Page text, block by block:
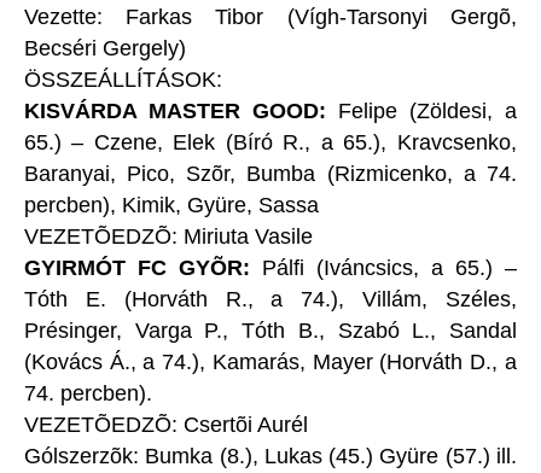
Vezette: Farkas Tibor (Vígh-Tarsonyi Gergõ,
Becséri Gergely)
ÖSSZEÁLLÍTÁSOK:
KISVÁRDA MASTER GOOD: Felipe (Zöldesi, a
65.)– Czene, Elek (Bíró R., a 65.), Kravcsenko,
Baranyai, Pico, Szõr, Bumba (Rizmicenko, a 74.
percben), Kimik, Gyüre, Sassa
VEZETÕEDZÕ: Miriuta Vasile
GYIRMÓT FC GYÕR: Pálfi (Iváncsics, a 65.) –
Tóth E. (Horváth R., a 74.), Villám, Széles,
Présinger, Varga P., Tóth B., Szabó L., Sandal
(Kovács Á., a 74.), Kamarás, Mayer (Horváth D., a
74. percben).
VEZETÕEDZÕ: Csertõi Aurél
Gólszerzõk: Bumka (8.), Lukas (45.) Gyüre (57.) ill.